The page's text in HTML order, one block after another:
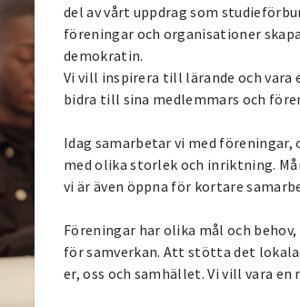
del av vårt uppdrag som
föreningar och organisationer
demokratin.
Vi vill inspirera till lärande och
bidra till sina medlemmars och
Idag samarbetar vi med
med olika storlek och inriktning.
vi är även öppna för kortare
Föreningar har olika mål och
för samverkan. Att stötta det
er, oss och samhället. Vi vill vara